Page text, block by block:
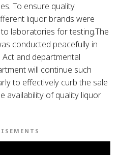
To ensure quality
liquor brands were
laboratories for testing.The
conducted peacefully in
and departmental
will continue such
to effectively curb the sale
availability of quality liquor